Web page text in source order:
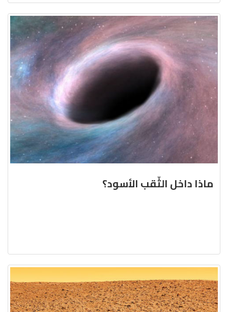
ماذا داخل الثّقب الأسود؟